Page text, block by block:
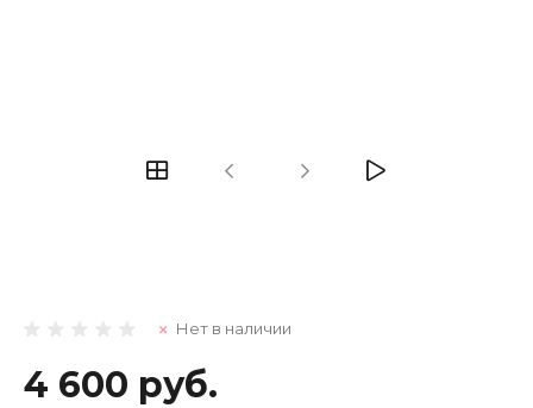
Нет в наличии
4 600 руб.